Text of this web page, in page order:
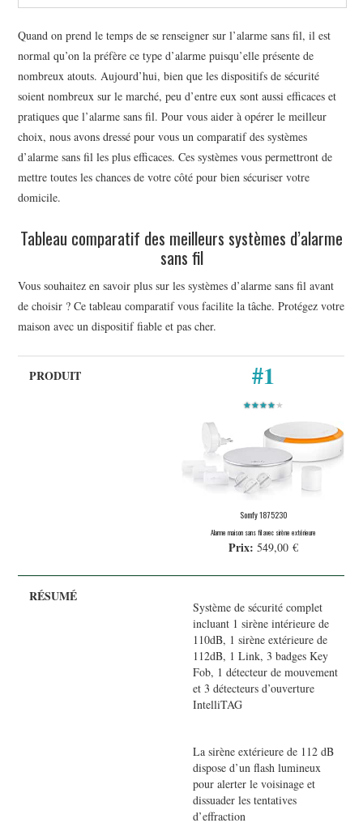
Quand on prend le temps de se renseigner sur l’alarme sans fil, il est
normal qu’on la préfère ce type d’alarme puisqu’elle présente de
nombreux atouts. Aujourd’hui, bien que les dispositifs de sécurité
soient nombreux sur le marché, peu d’entre eux sont aussi efficaces et
pratiques que l’alarme sans fil. Pour vous aider à opérer le meilleur
choix, nous avons dressé pour vous un comparatif des systèmes
d’alarme sans fil les plus efficaces. Ces systèmes vous permettront de
mettre toutes les chances de votre côté pour bien sécuriser votre
domicile.
Tableau comparatif des meilleurs systèmes d’alarme
sans fil
Vous souhaitez en savoir plus sur les systèmes d’alarme sans fil avant
de choisir ? Ce tableau comparatif vous facilite la tâche. Protégez votre
maison avec un dispositif fiable et pas cher.
#1
★★★★★
Somfy 1875230
Alarme maison sans fil avec sirène extérieure
Prix: 549,00 €
Système de sécurité complet
incluant 1 sirène intérieure de
110dB, 1 sirène extérieure de
112dB, 1 Link, 3 badges Key
Fob, 1 détecteur de mouvement
et 3 détecteurs d’ouverture
IntelliTAG
La sirène extérieure de 112 dB
dispose d’un flash lumineux
pour alerter le voisinage et
dissuader les tentatives
d’effraction